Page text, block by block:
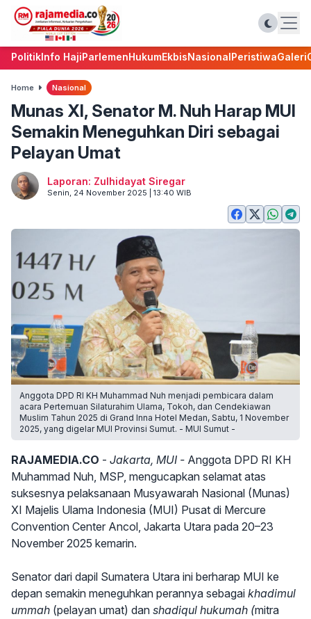
PolitikInfo HajiParlemenHukumEkbisNasionalPeristiwaGaleri
Home Nasional
Munas XI, Senator M. Nuh Harap MUI
Semakin Meneguhkan Diri sebagai
Pelayan Umat
Laporan: Zulhidayat Siregar
Senin, 24 November 2025 | 13:40 WIB
Anggota DPD RI KH Muhammad Nuh menjadi pembicara dalam
acara Pertemuan Silaturahim Ulama, Tokoh, dan Cendekiawan
Muslim Tahun 2025 di Grand Inna Hotel Medan, Sabtu, 1 November
2025, yang digelar MUI Provinsi Sumut. - MUI Sumut -
RAJAMEDIA.CO - Jakarta, MUI - Anggota DPD RI KH
Muhammad Nuh, MSP, mengucapkan selamat atas
suksesnya pelaksanaan Musyawarah Nasional (Munas)
XI Majelis Ulama Indonesia (MUI) Pusat di Mercure
Convention Center Ancol, Jakarta Utara pada 20–23
November 2025 kemarin.
Senator dari dapil Sumatera Utara ini berharap MUI ke
depan semakin meneguhkan perannya sebagai khadimul
ummah (pelayan umat) dan shadiqul hukumah (mitra